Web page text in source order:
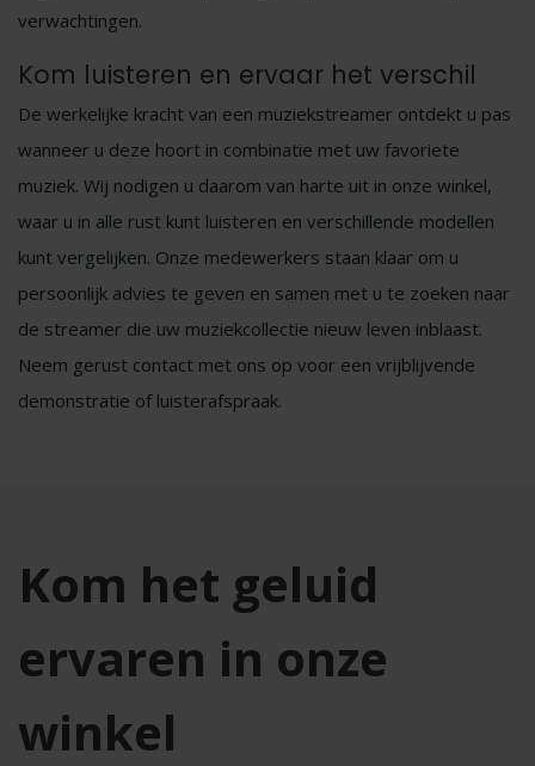
verwachtingen.
Kom luisteren en ervaar het verschil
De werkelijke kracht van een muziekstreamer ontdekt u pas
wanneer u deze hoort in combinatie met uw favoriete
muziek. Wij nodigen u daarom van harte uit in onze winkel,
waar u in alle rust kunt luisteren en verschillende modellen
kunt vergelijken. Onze medewerkers staan klaar om u
persoonlijk advies te geven en samen met u te zoeken naar
de streamer die uw muziekcollectie nieuw leven inblaast.
Neem gerust contact met ons op voor een vrijblijvende
demonstratie of luisterafspraak.
Kom het geluid
ervaren in onze
winkel